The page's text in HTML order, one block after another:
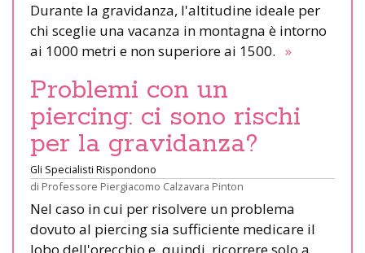
Durante la gravidanza, l'altitudine ideale per
chi sceglie una vacanza in montagna è intorno
ai 1000 metri e non superiore ai 1500. »
Problemi con un
piercing: ci sono rischi
per la gravidanza?
Gli Specialisti Rispondono
di Professore Piergiacomo Calzavara Pinton
Nel caso in cui per risolvere un problema
dovuto al piercing sia sufficiente medicare il